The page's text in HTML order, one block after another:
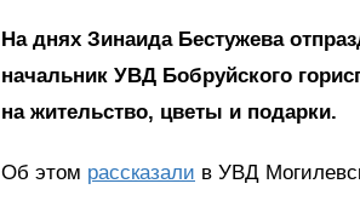
На днях Зинаида Бестужева
начальник УВД Бобруйского
на жительство, цветы и подарки.
Об этом рассказали в УВД